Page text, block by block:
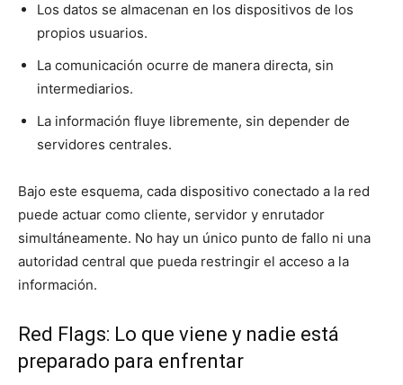
Los datos se almacenan en los dispositivos de los
propios usuarios.
La comunicación ocurre de manera directa, sin
intermediarios.
La información fluye libremente, sin depender de
servidores centrales.
Bajo este esquema, cada dispositivo conectado a la red
puede actuar como cliente, servidor y enrutador
simultáneamente. No hay un único punto de fallo ni una
autoridad central que pueda restringir el acceso a la
información.
Red Flags: Lo que viene y nadie está
preparado para enfrentar